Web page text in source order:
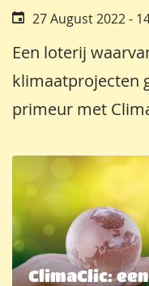
27 August 2022 -
Een loterij
klimaatprojecten
primeur met
ClimaClic: